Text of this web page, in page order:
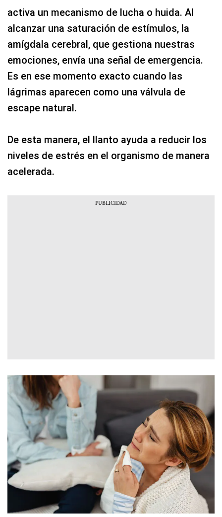
activa un mecanismo de lucha o huida. Al
alcanzar una saturación de estímulos, la
amígdala cerebral, que gestiona nuestras
emociones, envía una señal de emergencia.
Es en ese momento exacto cuando las
lágrimas aparecen como una válvula de
escape natural.
De esta manera, el llanto ayuda a reducir los
niveles de estrés en el organismo de manera
acelerada.